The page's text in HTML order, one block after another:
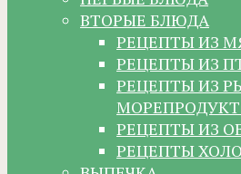
ВТОРЫЕ БЛЮДА
РЕЦЕПТЫ ИЗ
РЕЦЕПТЫ ИЗ
РЕЦЕПТЫ ИЗ
РЕЦЕПТЫ ИЗ
РЕЦЕПТЫ